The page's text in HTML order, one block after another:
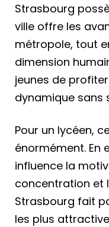
Strasbourg
ville offre les
métropole, tout
dimension
jeunes de
dynamique sans
Pour un lycéen,
énormément. En
influence la
concentration et
Strasbourg fait
les plus